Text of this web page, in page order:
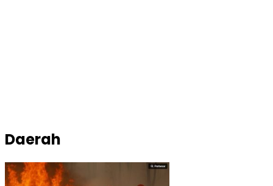
Daerah